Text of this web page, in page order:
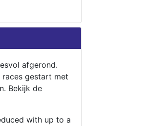
afgerond.
races gestart met
Bekijk de
with up to a